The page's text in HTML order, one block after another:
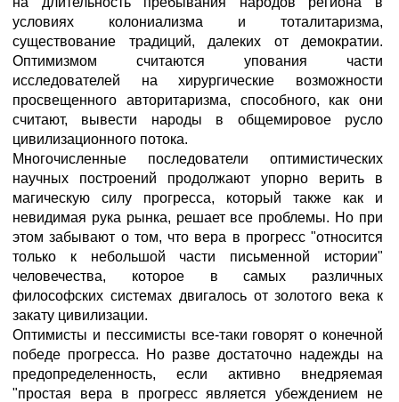
условиях колониализма и тоталитаризма,
существование традиций, далеких от демократии.
Оптимизмом считаются упования части
исследователей на хирургические возможности
просвещенного авторитаризма, способного, как они
считают, вывести народы в общемировое русло
цивилизационного потока.
Многочисленные последователи оптимистических
научных построений продолжают упорно верить в
магическую силу прогресса, который также как и
невидимая рука рынка, решает все проблемы. Но при
этом забывают о том, что вера в прогресс "относится
только к небольшой части письменной истории"
человечества, которое в самых различных
философских системах двигалось от золотого века к
закату цивилизации.
Оптимисты и пессимисты все-таки говорят о конечной
победе прогресса. Но разве достаточно надежды на
предопределенность, если активно внедряемая
"простая вера в прогресс является убеждением не